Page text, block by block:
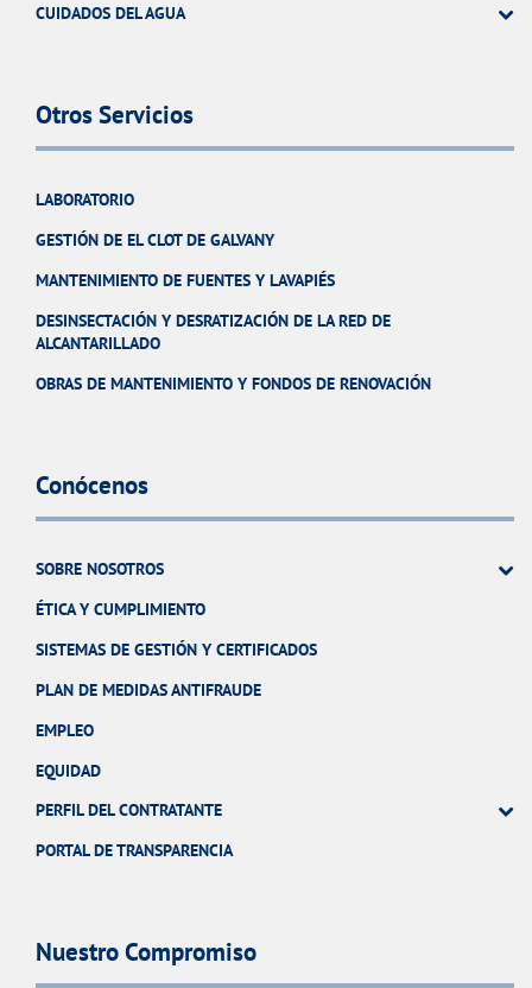
CUIDADOS DEL AGUA
Otros Servicios
LABORATORIO
GESTIÓN DE EL CLOT DE GALVANY
MANTENIMIENTO DE FUENTES Y LAVAPIÉS
DESINSECTACIÓN Y DESRATIZACIÓN DE LA RED DE
ALCANTARILLADO
OBRAS DE MANTENIMIENTO Y FONDOS DE RENOVACIÓN
Conócenos
SOBRE NOSOTROS
ÉTICA Y CUMPLIMIENTO
SISTEMAS DE GESTIÓN Y CERTIFICADOS
PLAN DE MEDIDAS ANTIFRAUDE
EMPLEO
EQUIDAD
PERFIL DEL CONTRATANTE
PORTAL DE TRANSPARENCIA
Nuestro Compromiso